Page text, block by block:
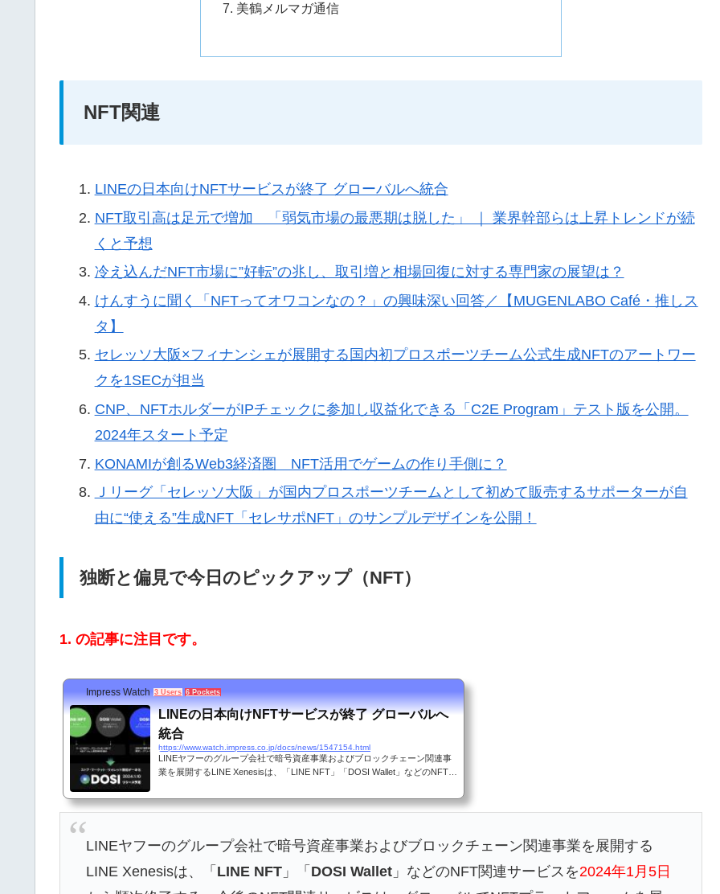
美鶴メルマガ通信
NFT関連
LINEの日本向けNFTサービスが終了 グローバルへ統合
NFT取引高は足元で増加 「弱気市場の最悪期は脱した」 ｜ 業界幹部らは上昇トレンドが続
くと予想
冷え込んだNFT市場に”好転”の兆し、取引増と相場回復に対する専門家の展望は？
けんすうに聞く「NFTってオワコンなの？」の興味深い回答／【MUGENLABO Café・推しス
タ】
セレッソ大阪×フィナンシェが展開する国内初プロスポーツチーム公式生成NFTのアートワー
クを1SECが担当
CNP、NFTホルダーがIPチェックに参加し収益化できる「C2E Program」テスト版を公開。
2024年スタート予定
KONAMIが創るWeb3経済圏 NFT活用でゲームの作り手側に？
Ｊリーグ「セレッソ大阪」が国内プロスポーツチームとして初めて販売するサポーターが自
由に“使える”生成NFT「セレサポNFT」のサンプルデザインを公開！
独断と偏見で今日のピックアップ（NFT）
1. の記事に注目です。
Impress Watch 3 Users 6 Pockets
LINEの日本向けNFTサービスが終了 グローバルへ
統合
https://www.watch.impress.co.jp/docs/news/1547154.html
LINEヤフーのグループ会社で暗号資産事業およびブロックチェーン関連事
業を展開するLINE Xenesisは、「LINE NFT」「DOSI Wallet」などのNFT関
は、グローバルでNFTプラットフォームを展開するLINE NEXTが2024年1月
10日から開始する新たな「DOSI」で展開される。
LINEヤフーのグループ会社で暗号資産事業およびブロックチェーン関連事業を展開する
LINE Xenesisは、「 LINE NFT 」「 DOSI Wallet 」などのNFT関連サービスを2024年1月5日